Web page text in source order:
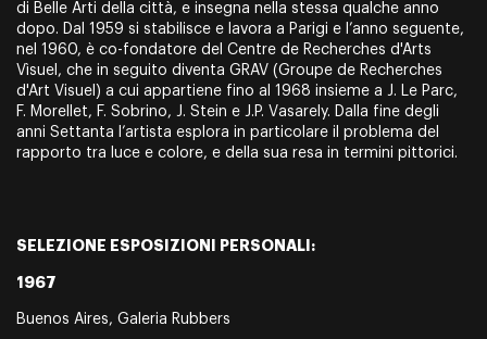
di Belle Arti della città, e insegna nella stessa qualche anno
dopo. Dal 1959 si stabilisce e lavora a Parigi e l’anno seguente,
nel 1960, è co-fondatore del Centre de Recherches d'Arts
Vìsuel, che in seguito diventa GRAV (Groupe de Recherches
d'Art Visuel) a cui appartiene fino al 1968 insieme a J. Le Parc,
F. Morellet, F. Sobrino, J. Stein e J.P. Vasarely. Dalla fine degli
anni Settanta l’artista esplora in particolare il problema del
rapporto tra luce e colore, e della sua resa in termini pittorici.
SELEZIONE ESPOSIZIONI PERSONALI:
1967
Buenos Aires, Galeria Rubbers